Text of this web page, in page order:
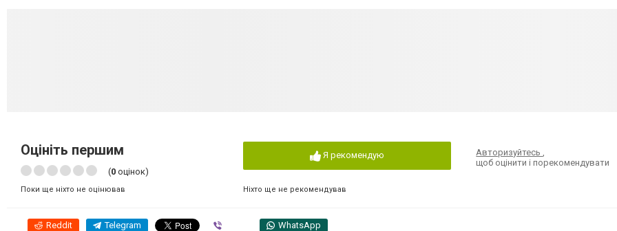
Оцініть першим
(0 оцінок)
Поки ще ніхто не оцінював
Я рекомендую
Ніхто ще не рекомендував
Авторизуйтесь,
щоб оцінити і порекомендувати
Reddit Telegram WhatsApp